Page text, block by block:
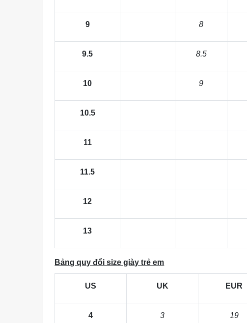
9 8
9.5 8.5
10 9
10.5
11
11.5
12
13
Bảng quy đổi size giày trẻ em
US UK EUR
4 3 19